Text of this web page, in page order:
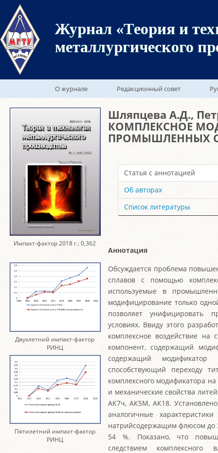
Журнал «Теория и
металлургического
О журнале Редакционный совет
Импакт-фактор 2018 г.: 0,362
Двухлетний импакт-фактор
РИНЦ
Пятилетний импакт-фактор
РИНЦ
Шляпцева А.Д.,
КОМПЛЕКСНОЕ
ПРОМЫШЛЕННЫХ
Статья с аннотацией
Об авторах
Список литературы
Аннотация
Обсуждается проблема
сплавов с помощью
используемые в
модифицирование только
позволяет унифицировать
условиях. Ввиду этого
комплексное воздействие на
компонент, содержащий
содержащий модификатор
способствующий переходу
комплексного модификатора
и механические свойства
АК7ч, АК5М, АК18.
аналогичные
натрийсодержащим флюсом до
54 %. Показано, что
следствием